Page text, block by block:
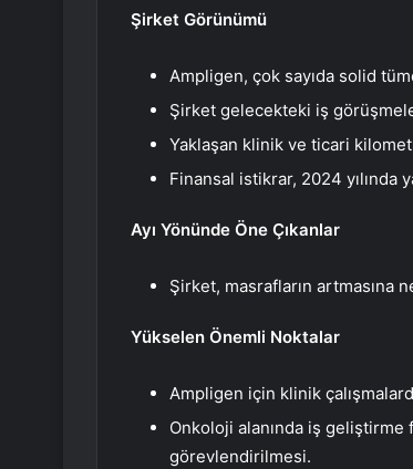
Şirket Görünümü
Ampligen, çok sayıda solid
Şirket gelecekteki iş
Yaklaşan klinik ve ticari
Finansal istikrar, 2024 yılında
Ayı Yönünde Öne Çıkanlar
Şirket, masrafların artmasına
Yükselen Önemli Noktalar
Ampligen için klinik
Onkoloji alanında iş
görevlendirilmesi.